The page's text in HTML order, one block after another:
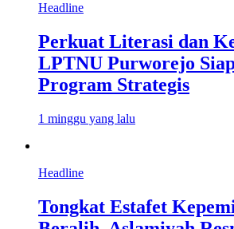
Headline
Perkuat Literasi dan
LPTNU Purworejo
Program Strategis
1 minggu yang lalu
Headline
Tongkat Estafet